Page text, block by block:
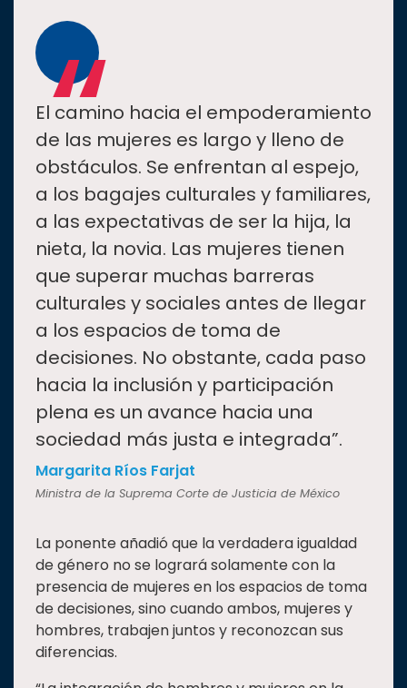
“
El camino hacia el empoderamiento
de las mujeres es largo y lleno de
obstáculos. Se enfrentan al espejo,
a los bagajes culturales y familiares,
a las expectativas de ser la hija, la
nieta, la novia. Las mujeres tienen
que superar muchas barreras
culturales y sociales antes de llegar
a los espacios de toma de
decisiones. No obstante, cada paso
hacia la inclusión y participación
plena es un avance hacia una
sociedad más justa e integrada”.
Margarita Ríos Farjat
Ministra de la Suprema Corte de Justicia de México
La ponente añadió que la verdadera igualdad
de género no se logrará solamente con la
presencia de mujeres en los espacios de toma
de decisiones, sino cuando ambos, mujeres y
hombres, trabajen juntos y reconozcan sus
diferencias.